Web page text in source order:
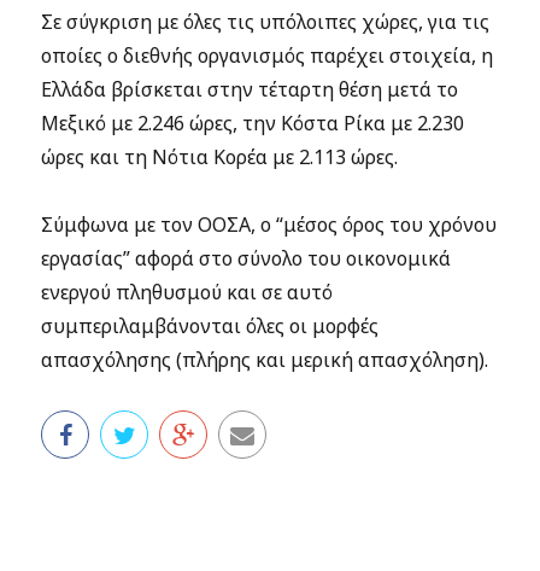
Σε σύγκριση με όλες τις υπόλοιπες χώρες, για τις
οποίες ο διεθνής οργανισμός παρέχει στοιχεία, η
Ελλάδα βρίσκεται στην τέταρτη θέση μετά το
Μεξικό με 2.246 ώρες, την Κόστα Ρίκα με 2.230
ώρες και τη Νότια Κορέα με 2.113 ώρες.
Σύμφωνα με τον ΟΟΣΑ, ο “μέσος όρος του χρόνου
εργασίας” αφορά στο σύνολο του οικονομικά
ενεργού πληθυσμού και σε αυτό
συμπεριλαμβάνονται όλες οι μορφές
απασχόλησης (πλήρης και μερική απασχόληση).